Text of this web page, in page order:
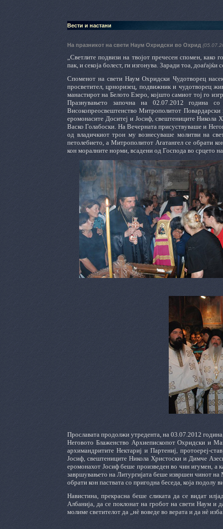
Вести и настани
На празникот на свети Наум Охридски во Охрид
„Светлите подвизи на твојот пречесен спомен, како
пак, и секоја болест, ги изгонува. Заради тоа,
Споменот на свети Наум Охридски Чудотворец
просветител, црноризец, подвижник и чудотворец
манастирот на Белото Езеро, којшто самиот тој го
Празнувањето започна на 02.07.2012 година со
Високопреосвештенство Митрополитот Повардарски
еромонасите Доситеј и Јосиф, свештениците Никола
Васко Голабоски. На Вечерната присуствуваше и
од владичкиот трон му вознесуваше молитви на
петолебието, а Митрополитот Агатангел се обрати
кон моралните норми, всадени од Господа во срцето
Прославата продолжи утредента, на 03.07.2012
Неговото Блаженство Архиепископот Охридски и
архимандритите Нектариј и Партениј, протоереј-
Јосиф, свештениците Никола Христоски и Димче
еромонахот Јосиф беше произведен во чин игумен, а
завршувањето на Литургијата беше извршен чинот
обрати кон паствата со пригодна беседа, која подолу
Навистина, прекрасна беше сликата да се видат
Албанија, да се поклонат на гробот на свети Наум и
молиме светителот да „нè воведе во верата и да нè